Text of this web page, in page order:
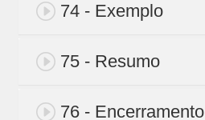
74 - Exemplo
75 - Resumo
76 - Encerramento